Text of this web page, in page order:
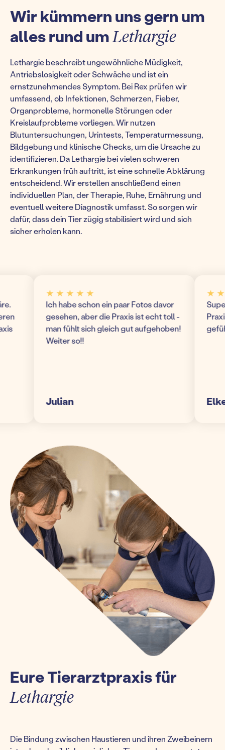
Wir kümmern uns gern um
alles rund umLethargie
Lethargie beschreibt ungewöhnliche Müdigkeit,
Antriebslosigkeit oder Schwäche und ist ein
ernstzunehmendes Symptom. Bei Rex prüfen wir
umfassend, ob Infektionen, Schmerzen, Fieber,
Organprobleme, hormonelle Störungen oder
Kreislaufprobleme vorliegen. Wir nutzen
Blutuntersuchungen, Urintests, Temperaturmessung,
Bildgebung und klinische Checks, um die Ursache zu
identifizieren. Da Lethargie bei vielen schweren
Erkrankungen früh auftritt, ist eine schnelle Abklärung
entscheidend. Wir erstellen anschließend einen
individuellen Plan, der Therapie, Ruhe, Ernährung und
eventuell weitere Diagnostik umfasst. So sorgen wir
dafür, dass dein Tier zügig stabilisiert wird und sich
sicher erholen kann.
★ ★ ★ ★ ★
Ich habe schon ein paar Fotos davor
gesehen, aber die Praxis ist echt toll -
man fühlt sich gleich gut aufgehoben!
Weiter so!!
Julian
★ ★
Super
Praxis!
gefühlt
Elke S.
Eure Tierarztpraxis für
Lethargie
Die Bindung zwischen Haustieren und ihren Zweibeinern